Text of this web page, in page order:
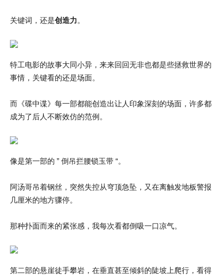
关键词，还是创造力。
特工电影的故事大同小异，来来回回无非也都是些拯救世界的
事情，关键看的还是场面。
而《碟中谍》每一部都能创造出让人印象深刻的场面，许多都
成为了后人不断效仿的范例。
像是第一部的 ” 倒吊拦腰锁玉带 “。
阿汤哥吊着钢丝，突然失控从穹顶急坠，又在离触发地板警报
几厘米的地方骤停。
那种扑面而来的紧张感，我每次看都倒吸一口凉气。
第二部的悬崖徒手攀岩，在垂直甚至倾斜的陡坡上爬行，看得